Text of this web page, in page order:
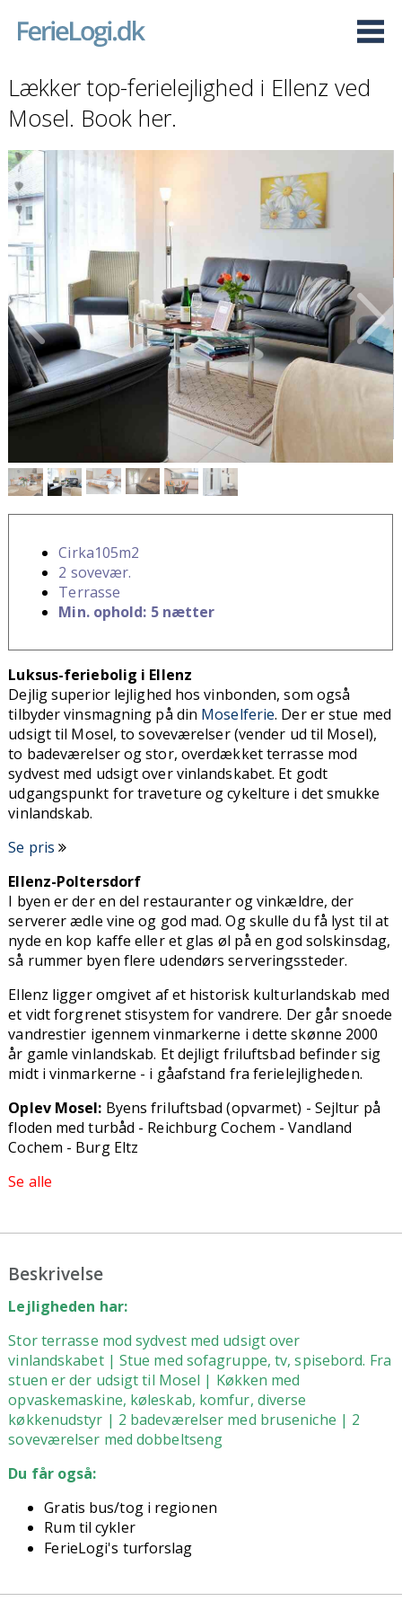
Lækker top-ferielejlighed i Ellenz ved
Mosel. Book her.
Cirka105m2
2 sovevær.
Terrasse
Min. ophold: 5 nætter
Luksus-feriebolig i Ellenz
Dejlig superior lejlighed hos vinbonden, som også
tilbyder vinsmagning på din Moselferie. Der er stue med
udsigt til Mosel, to soveværelser (vender ud til Mosel),
to badeværelser og stor, overdækket terrasse mod
sydvest med udsigt over vinlandskabet. Et godt
udgangspunkt for traveture og cykelture i det smukke
vinlandskab.
Se pris
Ellenz-Poltersdorf
I byen er der en del restauranter og vinkældre, der
serverer ædle vine og god mad. Og skulle du få lyst til at
nyde en kop kaffe eller et glas øl på en god solskinsdag,
så rummer byen flere udendørs serveringssteder.
Ellenz ligger omgivet af et historisk kulturlandskab med
et vidt forgrenet stisystem for vandrere. Der går snoede
vandrestier igennem vinmarkerne i dette skønne 2000
år gamle vinlandskab. Et dejligt friluftsbad befinder sig
midt i vinmarkerne - i gåafstand fra ferielejligheden.
Oplev Mosel: Byens friluftsbad (opvarmet) - Sejltur på
floden med turbåd - Reichburg Cochem - Vandland
Cochem - Burg Eltz
Se alle
Beskrivelse
Lejligheden har:
Stor terrasse mod sydvest med udsigt over
vinlandskabet | Stue med sofagruppe, tv, spisebord. Fra
stuen er der udsigt til Mosel | Køkken med
opvaskemaskine, køleskab, komfur, diverse
køkkenudstyr | 2 badeværelser med bruseniche | 2
soveværelser med dobbeltseng
Du får også:
Gratis bus/tog i regionen
Rum til cykler
FerieLogi's turforslag